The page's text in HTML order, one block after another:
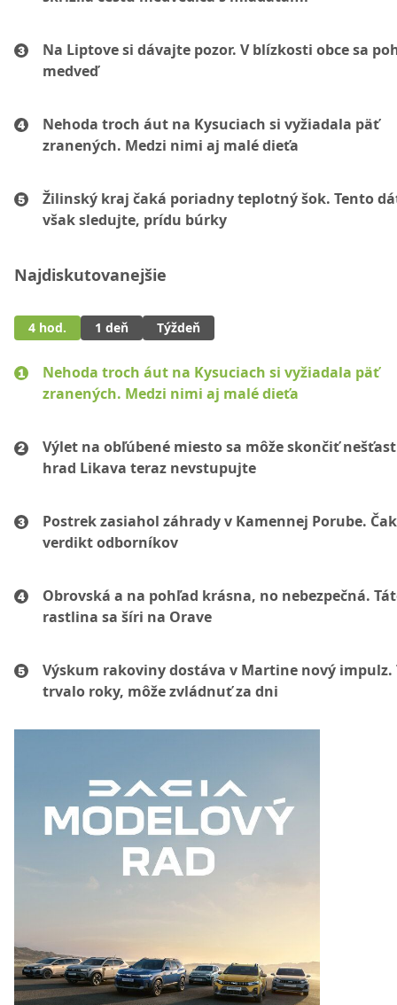
Na Liptove si dávajte pozor. V blízkosti obce sa
medveď
Nehoda troch áut na Kysuciach si vyžiadala päť
zranených. Medzi nimi aj malé dieťa
Žilinský kraj čaká poriadny teplotný šok. Tento
však sledujte, prídu búrky
Najdiskutovanejšie
4 hod. 1 deň Týždeň
Nehoda troch áut na Kysuciach si vyžiadala päť
zranených. Medzi nimi aj malé dieťa
Výlet na obľúbené miesto sa môže skončiť
hrad Likava teraz nevstupujte
Postrek zasiahol záhrady v Kamennej Porube.
verdikt odborníkov
Obrovská a na pohľad krásna, no nebezpečná.
rastlina sa šíri na Orave
Výskum rakoviny dostáva v Martine nový impulz.
trvalo roky, môže zvládnuť za dni